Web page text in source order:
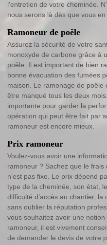
l'entretien de votre cheminée.
nous serons là dès que vous
Ramoneur de poêle
Assurez la sécurité de votre
monoxyde de carbone grâce à
poêle. Il est important de bien
bonne évacuation des fumées
maison. Le ramonage de poêle
être manqué tous les deux
importante pour garder la
opération qui peut être fait par
ramoneur est encore mieux.
Prix ramoneur
Voulez-vous avoir une
ramoneur ? Sachez que le frais
n’est pas fixe. Le prix dépend
type de la cheminée, son état,
difficulté d’accès au chantier,
sans oublier la réputation
vous souhaitez avoir une notion
ramoneur, il est vivement
de demander le devis de votre